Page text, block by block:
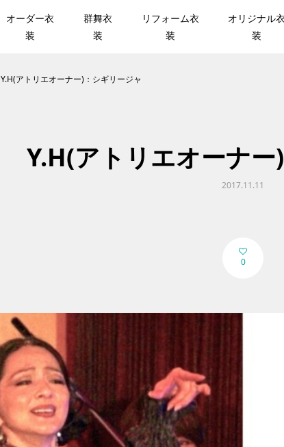
オーダー衣
装
群舞衣
装
リフォーム衣
装
オリジナル
装
Y.H(アトリエオーナー)：シギリージャ
Y.H(アトリエオーナ
2017.11.11
0